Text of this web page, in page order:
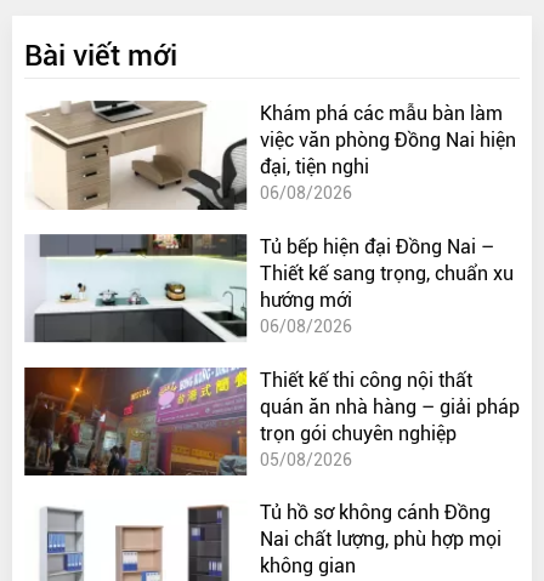
Bài viết mới
Khám phá các mẫu bàn làm
việc văn phòng Đồng Nai hiện
đại, tiện nghi
06/08/2026
Tủ bếp hiện đại Đồng Nai –
Thiết kế sang trọng, chuẩn xu
hướng mới
06/08/2026
Thiết kế thi công nội thất
quán ăn nhà hàng – giải pháp
trọn gói chuyên nghiệp
05/08/2026
Tủ hồ sơ không cánh Đồng
Nai chất lượng, phù hợp mọi
không gian